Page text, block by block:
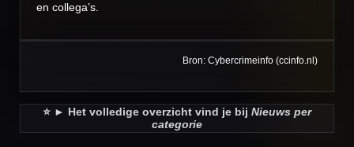
en collega’s.
Bron: Cybercrimeinfo (ccinfo.nl)
⭐️ ► Het volledige overzicht vind je bij Nieuws per
categorie